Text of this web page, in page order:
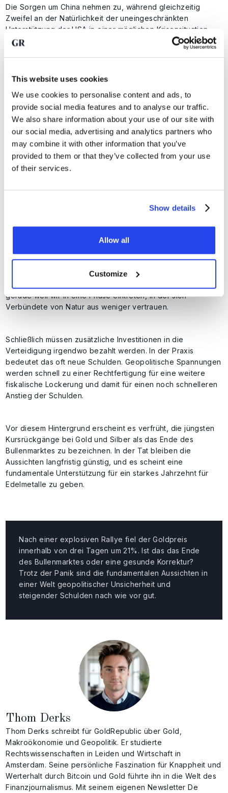
This website uses cookies
We use cookies to personalise content and ads, to
provide social media features and to analyse our traffic.
We also share information about your use of our site with
our social media, advertising and analytics partners who
may combine it with other information that you’ve
provided to them or that they’ve collected from your use
of their services.
Show details
Allow all
Customize
Die Sorgen um China nehmen zu, während gleichzeitig
Zweifel an der Natürlichkeit der uneingeschränkten
Unterstützung der USA in einer möglichen Krisensituation
bestehen.
Beziehungen daher langsam. Dies führt nicht unbedingt zu
Extremszenarien, aber eine Schlussfolgerung ergibt sich:
Die Unsicherheit darüber, wie die Welt morgen aussehen
wird, hat deutlich zugenommen.
Genau das macht es aus und
investieren im Moment attraktiver. Wenn die Zukunft weniger
vorhersehbar wird, passen Anleger ihre Portfolios an. Immer
geopolitischen Klima kein unnötiger Luxus ist, sondern eher
einem zweiten strukturellen Problem: der weltweit
steigenden Staatsverschuldung. Dieses Problem wird sich
gerade weil wir in eine Phase eintreten, in der sich
Verbündete von Natur aus weniger vertrauen.
Schließlich müssen zusätzliche Investitionen in die
Verteidigung irgendwo bezahlt werden. In der Praxis
bedeutet das oft neue Schulden. Geopolitische Spannungen
werden schnell zu einer Rechtfertigung für eine weitere
fiskalische Lockerung und damit für einen noch schnelleren
Anstieg der Schulden.
Vor diesem Hintergrund erscheint es verfrüht, die jüngsten
Kursrückgänge bei Gold und Silber als das Ende des
Bullenmarktes zu bezeichnen. In der Tat bleiben die
Aussichten langfristig günstig, und es scheint eine
fundamentale Unterstützung für ein starkes Jahrzehnt für
Edelmetalle zu geben.
Nach einer explosiven Rallye fiel der Goldpreis
innerhalb von drei Tagen um 21%. Ist das das Ende
des Bullenmarktes oder eine gesunde Korrektur?
Trotz der Panik sind die fundamentalen Aussichten in
einer Welt geopolitischer Unsicherheit und
steigender Schulden nach wie vor gut.
Thom Derks
Thom Derks schreibt für GoldRepublic über Gold,
Makroökonomie und Geopolitik. Er studierte
Rechtswissenschaften in Leiden und Wirtschaft in
Amsterdam. Seine persönliche Faszination für Knappheit und
Werterhalt durch Bitcoin und Gold führte ihn in die Welt des
Finanzjournalismus. Mit seinem eigenen Newsletter De